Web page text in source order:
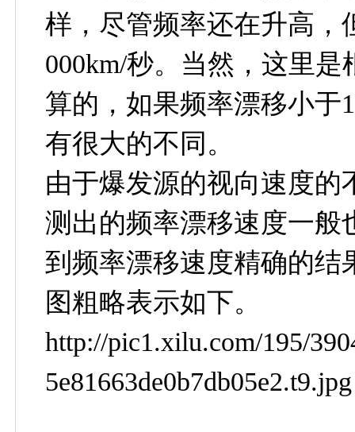
样，尽管频率还在升高，
000km/秒。当然，这里
算的，如果频率漂移小于
有很大的不同。
由于爆发源的视向速度的
测出的频率漂移速度一般
到频率漂移速度精确的结
图粗略表示如下。
http://pic1.xilu.com/195/
5e81663de0b7db05e2.t9.jpg